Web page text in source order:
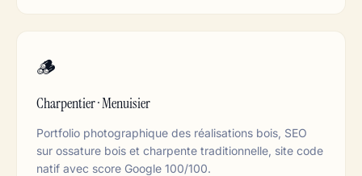
🪵
Charpentier · Menuisier
Portfolio photographique des réalisations bois, SEO
sur ossature bois et charpente traditionnelle, site code
natif avec score Google 100/100.